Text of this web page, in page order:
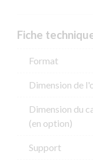
Fiche
Format
Dimension de
Dimension du
(en option)
Support